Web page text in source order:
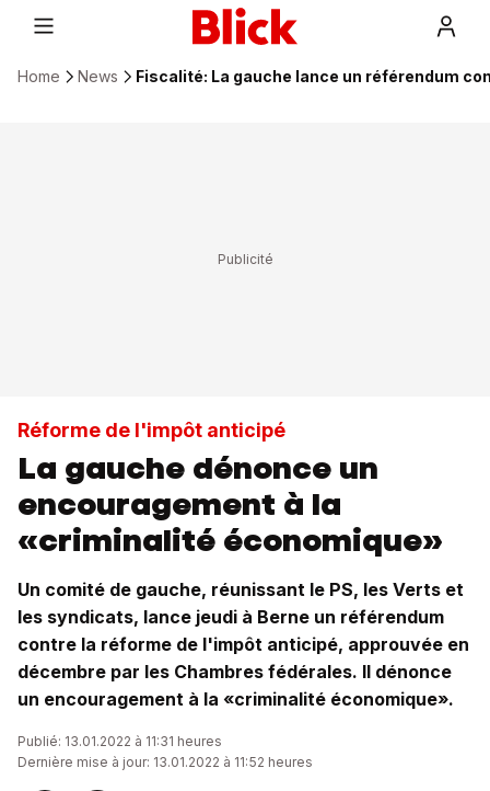
Home News Fiscalité: La gauche lance un référendum
Réforme de l'impôt anticipé
La gauche dénonce un
encouragement à la
«criminalité économique»
Un comité de gauche, réunissant le PS, les Verts et
les syndicats, lance jeudi à Berne un référendum
contre la réforme de l'impôt anticipé, approuvée en
décembre par les Chambres fédérales. Il dénonce
un encouragement à la «criminalité économique».
Publié: 13.01.2022 à 11:31 heures
Dernière mise à jour: 13.01.2022 à 11:52 heures